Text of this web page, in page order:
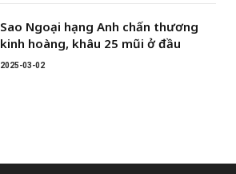
Sao Ngoại hạng Anh chấn thương
kinh hoàng, khâu 25 mũi ở đầu
2025-03-02